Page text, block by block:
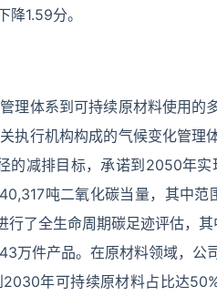
1.59分。
理体系到可持续原材料使用的
执行机构构成的气候变化管理
的减排目标，承诺到2050年
吨二氧化碳当量，其中
行了全生命周期碳足迹评估，
万件产品。在原材料领域，公
年可持续原材料占比达